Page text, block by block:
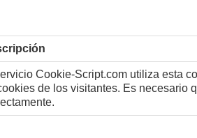
Cookie-Script.com utiliza esta
de los visitantes. Es necesario